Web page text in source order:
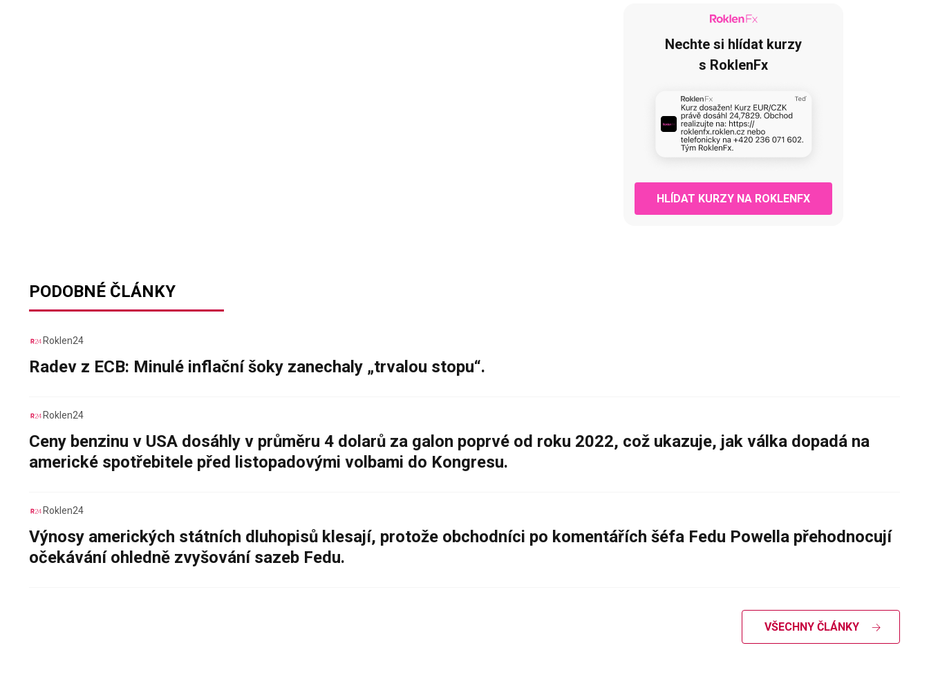
Nechte si hlídat kurzy
s RoklenFx
HLÍDAT KURZY NA ROKLENFX
PODOBNÉ ČLÁNKY
Roklen24
Radev z ECB: Minulé inflační šoky zanechaly „trvalou stopu“.
Roklen24
Ceny benzinu v USA dosáhly v průměru 4 dolarů za galon poprvé od roku 2022, což ukazuje, jak válka dopadá na
americké spotřebitele před listopadovými volbami do Kongresu.
Roklen24
Výnosy amerických státních dluhopisů klesají, protože obchodníci po komentářích šéfa Fedu Powella přehodnocují
očekávání ohledně zvyšování sazeb Fedu.
VŠECHNY ČLÁNKY